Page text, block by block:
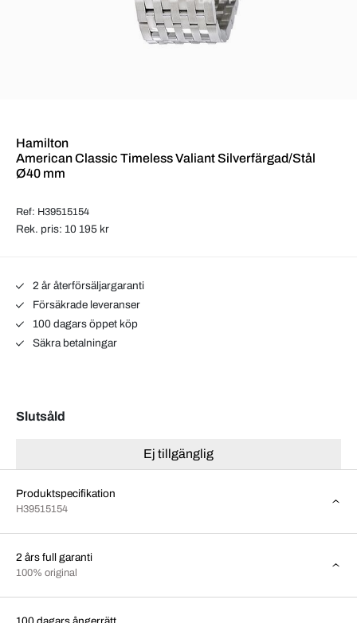
Hamilton
American Classic Timeless Valiant Silverfärgad/Stål
Ø40 mm
Ref: H39515154
Rek. pris: 10 195 kr
2 år återförsäljargaranti
Försäkrade leveranser
100 dagars öppet köp
Säkra betalningar
Slutsåld
Ej tillgänglig
Produktspecifikation
H39515154
2 års full garanti
100% original